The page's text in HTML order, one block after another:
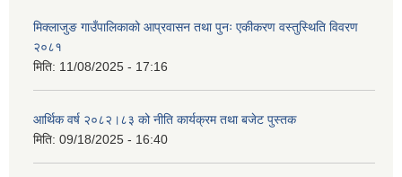
मिक्लाजुङ गाउँपालिकाको आप्रवासन तथा पुनः एकीकरण वस्तुस्थिति विवरण
२०८१
मिति: 11/08/2025 - 17:16
आर्थिक वर्ष २०८२।८३ को नीति कार्यक्रम तथा बजेट पुस्तक
मिति: 09/18/2025 - 16:40